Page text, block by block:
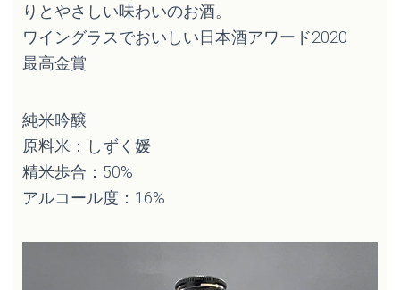
りとやさしい味わいのお酒。
ワイングラスでおいしい日本酒アワード2020
最高金賞
純米吟醸
原料米：しずく媛
精米歩合：50%
アルコール度：16%